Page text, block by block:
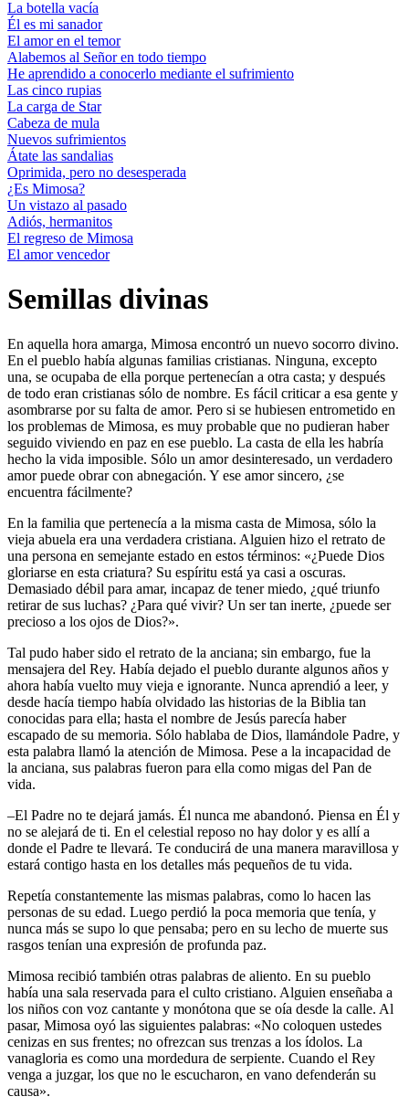
La botella vacía
Él es mi sanador
El amor en el temor
Alabemos al Señor en todo tiempo
He aprendido a conocerlo mediante el sufrimiento
Las cinco rupias
La carga de Star
Cabeza de mula
Nuevos sufrimientos
Átate las sandalias
Oprimida, pero no desesperada
¿Es Mimosa?
Un vistazo al pasado
Adiós, hermanitos
El regreso de Mimosa
El amor vencedor
Semillas divinas
En aquella hora amarga, Mimosa encontró un nuevo socorro divino.
En el pueblo había algunas familias cristianas. Ninguna, excepto
una, se ocupaba de ella porque pertenecían a otra casta; y después
de todo eran cristianas sólo de nombre. Es fácil criticar a esa gente y
asombrarse por su falta de amor. Pero si se hubiesen entrometido en
los problemas de Mimosa, es muy probable que no pudieran haber
seguido viviendo en paz en ese pueblo. La casta de ella les habría
hecho la vida imposible. Sólo un amor desinteresado, un verdadero
amor puede obrar con abnegación. Y ese amor sincero, ¿se
encuentra fácilmente?
En la familia que pertenecía a la misma casta de Mimosa, sólo la
vieja abuela era una verdadera cristiana. Alguien hizo el retrato de
una persona en semejante estado en estos términos: «¿Puede Dios
gloriarse en esta criatura? Su espíritu está ya casi a oscuras.
Demasiado débil para amar, incapaz de tener miedo, ¿qué triunfo
retirar de sus luchas? ¿Para qué vivir? Un ser tan inerte, ¿puede ser
precioso a los ojos de Dios?».
Tal pudo haber sido el retrato de la anciana; sin embargo, fue la
mensajera del Rey. Había dejado el pueblo durante algunos años y
ahora había vuelto muy vieja e ignorante. Nunca aprendió a leer, y
desde hacía tiempo había olvidado las historias de la Biblia tan
conocidas para ella; hasta el nombre de Jesús parecía haber
escapado de su memoria. Sólo hablaba de Dios, llamándole Padre, y
esta palabra llamó la atención de Mimosa. Pese a la incapacidad de
la anciana, sus palabras fueron para ella como migas del Pan de
vida.
–El Padre no te dejará jamás. Él nunca me abandonó. Piensa en Él y
no se alejará de ti. En el celestial reposo no hay dolor y es allí a
donde el Padre te llevará. Te conducirá de una manera maravillosa y
estará contigo hasta en los detalles más pequeños de tu vida.
Repetía constantemente las mismas palabras, como lo hacen las
personas de su edad. Luego perdió la poca memoria que tenía, y
nunca más se supo lo que pensaba; pero en su lecho de muerte sus
rasgos tenían una expresión de profunda paz.
Mimosa recibió también otras palabras de aliento. En su pueblo
había una sala reservada para el culto cristiano. Alguien enseñaba a
los niños con voz cantante y monótona que se oía desde la calle. Al
pasar, Mimosa oyó las siguientes palabras: «No coloquen ustedes
cenizas en sus frentes; no ofrezcan sus trenzas a los ídolos. La
vanagloria es como una mordedura de serpiente. Cuando el Rey
venga a juzgar, los que no le escucharon, en vano defenderán su
causa».